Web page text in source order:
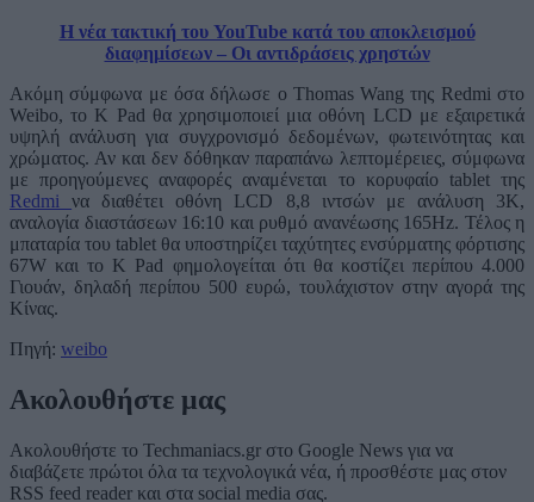
Η νέα τακτική του YouTube κατά του αποκλεισμού
διαφημίσεων – Οι αντιδράσεις χρηστών
Ακόμη σύμφωνα με όσα δήλωσε ο Thomas Wang της Redmi στο
Weibo, το K Pad θα χρησιμοποιεί μια οθόνη LCD με εξαιρετικά
υψηλή ανάλυση για συγχρονισμό δεδομένων, φωτεινότητας και
χρώματος. Αν και δεν δόθηκαν παραπάνω λεπτομέρειες, σύμφωνα
με προηγούμενες αναφορές αναμένεται το κορυφαίο tablet της
Redmiνα διαθέτει οθόνη LCD 8,8 ιντσών με ανάλυση 3K,
αναλογία διαστάσεων 16:10 και ρυθμό ανανέωσης 165Hz. Τέλος η
μπαταρία του tablet θα υποστηρίζει ταχύτητες ενσύρματης φόρτισης
67W και το K Pad φημολογείται ότι θα κοστίζει περίπου 4.000
Γιουάν, δηλαδή περίπου 500 ευρώ, τουλάχιστον στην αγορά της
Κίνας.
Πηγή: weibo
Ακολουθήστε μας
Ακολουθήστε το Techmaniacs.gr στο Google News για να
διαβάζετε πρώτοι όλα τα τεχνολογικά νέα, ή προσθέστε μας στον
RSS feed reader και στα social media σας.